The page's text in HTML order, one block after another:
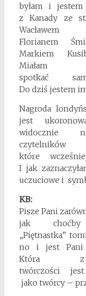
byłam i
z Kanady ze
Florianem
Markiem
Miałam
spotkać
Do dziś jestem
Nagroda
jest
widocznie
które
I jak
uczuciowe i
KB:
Pisze Pani
jak
„Piętnastka”
no i jest Pani
Która
twórczości
jako twórcy –